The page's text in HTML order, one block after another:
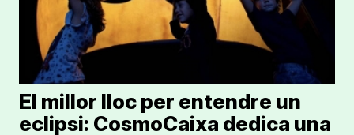
El millor lloc per entendre un
eclipsi: CosmoCaixa dedica una